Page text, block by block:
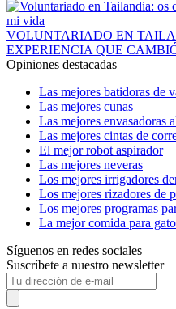
VOLUNTARIADO EN
EXPERIENCIA QUE
Opiniones destacadas
Las mejores batidoras de
Las mejores cunas
Las mejores envasadoras
Las mejores cintas de
El mejor robot aspirador
Las mejores neveras
Los mejores irrigadores
Los mejores rizadores de
Los mejores programas
La mejor comida para
Síguenos en redes sociales
Suscríbete a nuestro newsletter